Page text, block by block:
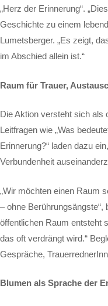
„Herz der Erinnerung“.
Geschichte zu einem
Lumetsberger. „Es zeigt,
im Abschied allein ist.“
Raum für Trauer,
Die Aktion versteht sich als
Leitfragen wie „Was
Erinnerung?“ laden dazu
Verbundenheit
„Wir möchten einen Raum
– ohne Berührungsängste“,
öffentlichen Raum entsteht
das oft verdrängt wird.“
Gespräche,
Blumen als Sprache der